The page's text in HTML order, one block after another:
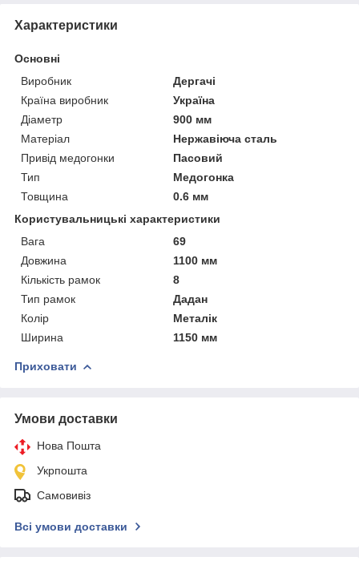
Характеристики
Основні
Виробник
Дергачі
Країна виробник
Україна
Діаметр
900 мм
Матеріал
Нержавіюча сталь
Привід медогонки
Пасовий
Тип
Медогонка
Товщина
0.6 мм
Користувальницькі характеристики
Вага
69
Довжина
1100 мм
Кількість рамок
8
Тип рамок
Дадан
Колір
Металік
Ширина
1150 мм
Приховати
Умови доставки
Нова Пошта
Укрпошта
Самовивіз
Всі умови доставки